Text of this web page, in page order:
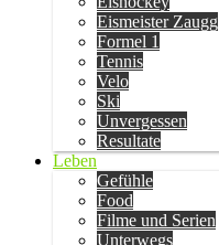
Eismeister Zaugg
Formel 1
Tennis
Velo
Ski
Unvergessen
Resultate
Leben
Gefühle
Food
Filme und Serien
Unterwegs